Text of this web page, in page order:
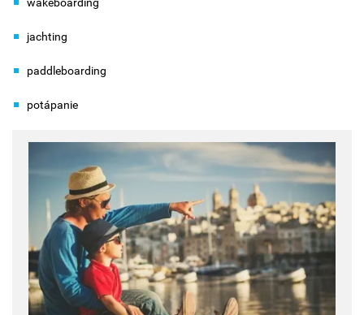
wakeboarding
jachting
paddleboarding
potápanie